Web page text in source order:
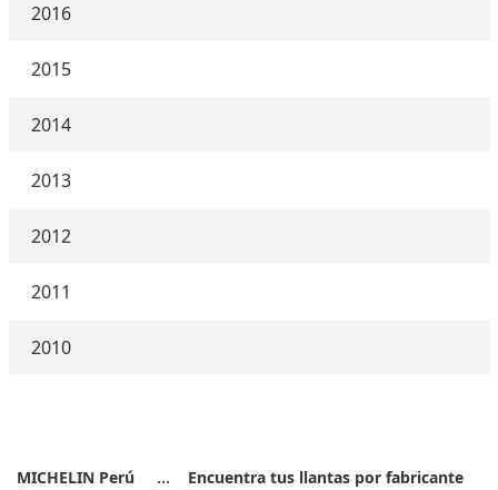
2016
2015
2014
2013
2012
2011
2010
MICHELIN Perú
Encuentra tus llantas por fabricante